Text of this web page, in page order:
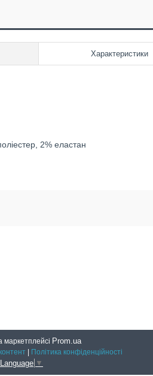
Характеристики
2% еластан
маркетплейсі Prom.ua
Політика конфіденційності
▼